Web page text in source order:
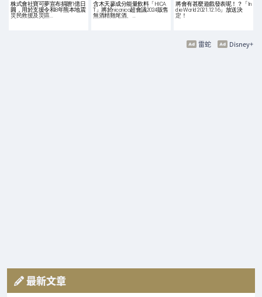
株式會社寶可夢宣布捐贈1億日
圓，用於支援令和8年熊本地震
災民救援及災區…
含木天蓼成分能量飲料「HICA
T」將於niconico超會議2024販售
無酒精雞尾酒、…
將會有甚麼遊戲發表呢！？「In
die World 2021.12.16」放送決
定！
Disney+
雷蛇
最新文章